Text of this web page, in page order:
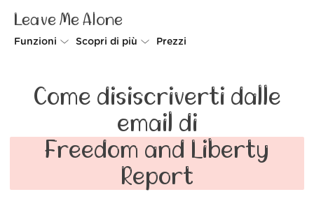
Leave Me Alone
Funzioni
Screener
Do-not-disturb
Scopri di più
Sicurezza
Wall of Love
Chi siamo
Prezzi
Come disiscriverti dalle
email di
Freedom and Liberty
Report